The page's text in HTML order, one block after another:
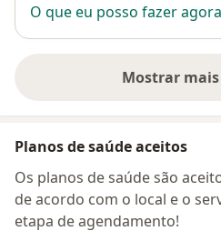
O que eu posso fazer
Mostrar
Planos de saúde aceitos
Os planos de saúde são
de acordo com o local e o
etapa de agendamento!